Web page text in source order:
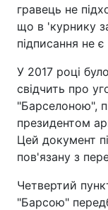
гравець не
що в 'курнику
підписання не
У 2017 році
свідчить про
"Барселоною",
президентом
Цей документ
пов'язану з
Четвертий
"Барсою"